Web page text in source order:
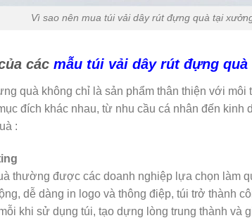
Vì sao nên mua túi vải dây rút đựng quà tại
các mẫu túi vải dây rút đựng quà
quà không chỉ là sản phẩm thân thiện với
đích khác nhau, từ nhu cầu cá nhân đến
:
thường được các doanh nghiệp lựa chọn làm
dễ dàng in logo và thông điệp, túi trở thành
khi sử dụng túi, tạo dựng lòng trung thành và